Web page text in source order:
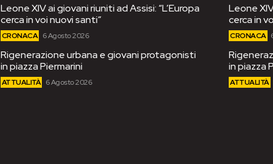
Leone XIV ai giovani riuniti ad Assisi: “L’Europa
cerca in voi nuovi santi”
CRONACA 6 Agosto 2026
Rigenerazione urbana e giovani protagonisti
in piazza Piermarini
ATTUALITÀ 6 Agosto 2026
Leone
cerca in
CRONACA
in piazza
ATTUALITÀ